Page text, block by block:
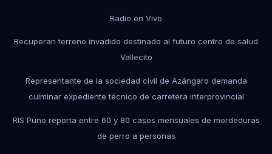
Radio en Vivo
Recuperan terreno invadido destinado al futuro centro de salud
Vallecito
Representante de la sociedad civil de Azángaro demanda
culminar expediente técnico de carretera interprovincial
RIS Puno reporta entre 60 y 80 casos mensuales de mordeduras
de perro a personas